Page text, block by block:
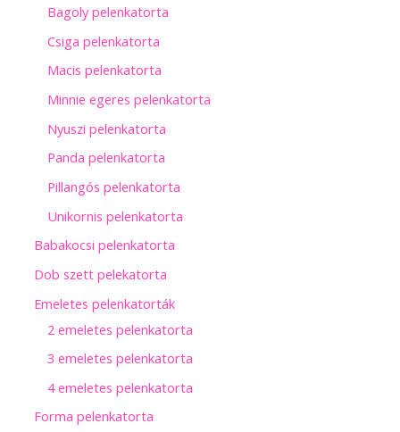
Bagoly pelenkatorta
Csiga pelenkatorta
Macis pelenkatorta
Minnie egeres pelenkatorta
Nyuszi pelenkatorta
Panda pelenkatorta
Pillangós pelenkatorta
Unikornis pelenkatorta
Babakocsi pelenkatorta
Dob szett pelekatorta
Emeletes pelenkatorták
2 emeletes pelenkatorta
3 emeletes pelenkatorta
4 emeletes pelenkatorta
Forma pelenkatorta